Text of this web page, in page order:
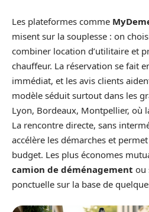
Les plateformes comme
misent sur la souplesse : on
combiner location d’utilitaire et
chauffeur. La réservation se fait
immédiat, et les avis clients
modèle séduit surtout dans les
Lyon, Bordeaux, Montpellier, où
La rencontre directe, sans
accélère les démarches et permet
budget. Les plus économes
camion de déménagement ou
ponctuelle sur la base de